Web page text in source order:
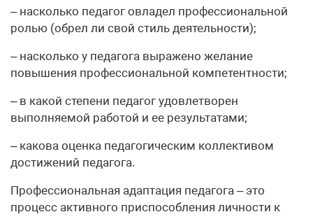
– насколько педагог овладел профессиональной
ролью (обрел ли свой стиль деятельности);
– насколько у педагога выражено желание
повышения профессиональной компетентности;
– в какой степени педагог удовлетворен
выполняемой работой и ее результатами;
– какова оценка педагогическим коллективом
достижений педагога.
Профессиональная адаптация педагога – это
процесс активного приспособления личности к